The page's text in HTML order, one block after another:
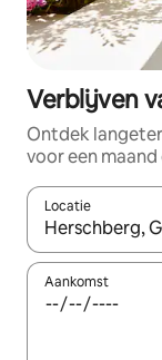
Verblijven
Ontdek
voor een maand
Locatie
Wanneer er
Aankomst